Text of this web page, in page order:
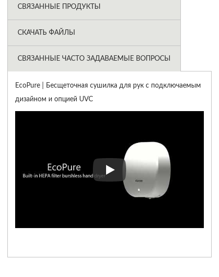
СВЯЗАННЫЕ ПРОДУКТЫ
СКАЧАТЬ ФАЙЛЫ
СВЯЗАННЫЕ ЧАСТО ЗАДАВАЕМЫЕ ВОПРОСЫ
EcoPure | Бесщеточная сушилка для рук с подключаемым
дизайном и опцией UVC
EcoPure | Бесщеточная